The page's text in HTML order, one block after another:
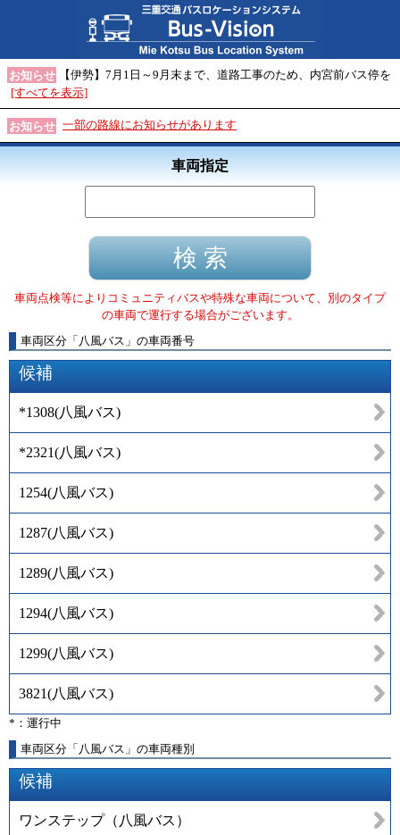
お知らせ
【伊勢】7月1日～9月末まで、道路工事のため、内宮前バス停を
[すべてを表示]
お知らせ 一部の路線にお知らせがあります
車両指定
車両点検等によりコミュニティバスや特殊な車両について、別のタイプ
の車両で運行する場合がございます。
車両区分 「 八風バス 」 の車両番号
候補
*1308(八風バス)
*2321(八風バス)
1254(八風バス)
1287(八風バス)
1289(八風バス)
1294(八風バス)
1299(八風バス)
3821(八風バス)
*：運行中
車両区分「八風バス」の車両種別
候補
ワンステップ（八風バス）